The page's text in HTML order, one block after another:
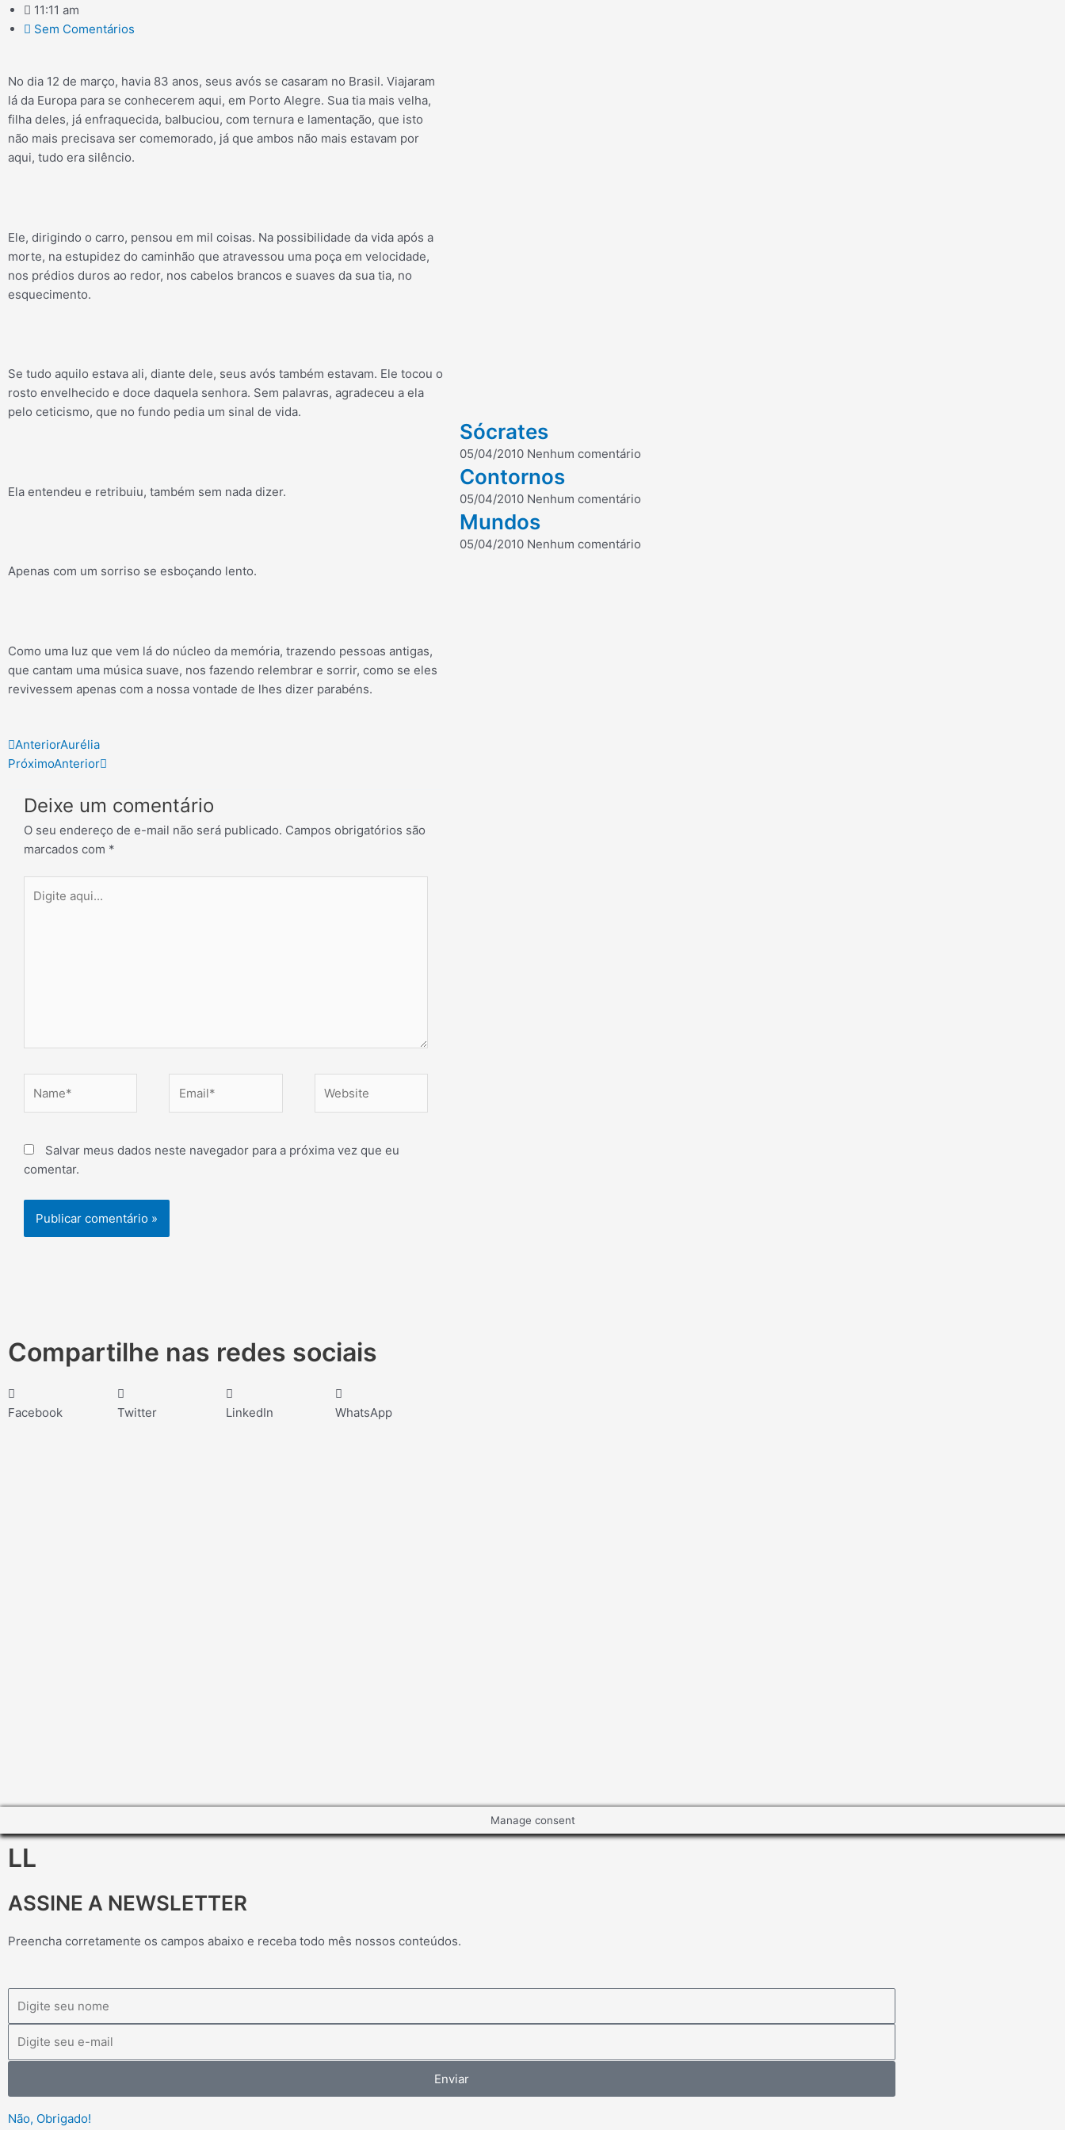
11:11 am
Sem Comentários
No dia 12 de março, havia 83 anos, seus avós se casaram no Brasil. Viajaram
lá da Europa para se conhecerem aqui, em Porto Alegre. Sua tia mais velha,
filha deles, já enfraquecida, balbuciou, com ternura e lamentação, que isto
não mais precisava ser comemorado, já que ambos não mais estavam por
aqui, tudo era silêncio.
Ele, dirigindo o carro, pensou em mil coisas. Na possibilidade da vida após a
morte, na estupidez do caminhão que atravessou uma poça em velocidade,
nos prédios duros ao redor, nos cabelos brancos e suaves da sua tia, no
esquecimento.
Se tudo aquilo estava ali, diante dele, seus avós também estavam. Ele tocou o
rosto envelhecido e doce daquela senhora. Sem palavras, agradeceu a ela
pelo ceticismo, que no fundo pedia um sinal de vida.
Ela entendeu e retribuiu, também sem nada dizer.
Apenas com um sorriso se esboçando lento.
Como uma luz que vem lá do núcleo da memória, trazendo pessoas antigas,
que cantam uma música suave, nos fazendo relembrar e sorrir, como se eles
revivessem apenas com a nossa vontade de lhes dizer parabéns.
Prev
AnteriorAurélia
PróximoAnterior
Deixe um comentário
O seu endereço de e-mail não será publicado. Campos obrigatórios são
marcados com *
aqui...
Salvar meus dados neste navegador para a próxima vez que eu
comentar.
Compartilhe nas redes sociais
Facebook Twitter LinkedIn WhatsApp
Sócrates
05/04/2010 Nenhum comentário
Contornos
05/04/2010 Nenhum comentário
Mundos
05/04/2010 Nenhum comentário
Manage consent
LL
ASSINE A NEWSLETTER
Preencha corretamente os campos abaixo e receba todo mês nossos conteúdos.
Enviar
Não, Obrigado!